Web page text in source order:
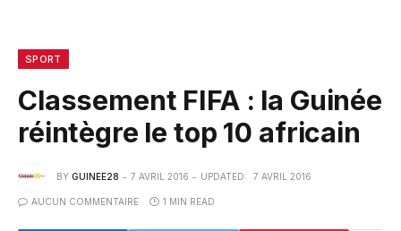
SPORT
Classement FIFA : la Guinée
réintègre le top 10 africain
BY GUINEE28 7 AVRIL 2016 UPDATED: 7 AVRIL 2016
AUCUN COMMENTAIRE 1 MIN READ